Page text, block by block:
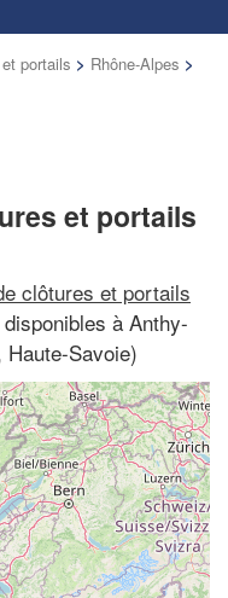
portails > Rhône-Alpes >
et portails
clôtures et portails
à Anthy-
Savoie)